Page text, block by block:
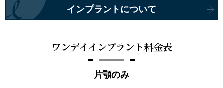
インプラントについて
ワンデイインプラント料金表
片顎のみ